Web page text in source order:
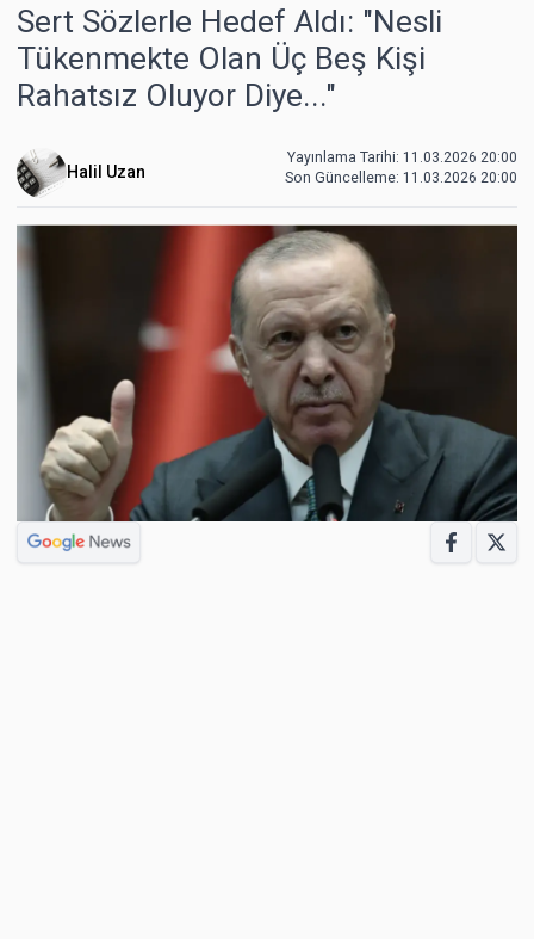
Sert Sözlerle Hedef Aldı: "Nesli
Tükenmekte Olan Üç Beş Kişi
Rahatsız Oluyor Diye..."
Halil Uzan
Yayınlama Tarihi: 11.03.2026 20:00
Son Güncelleme: 11.03.2026 20:00